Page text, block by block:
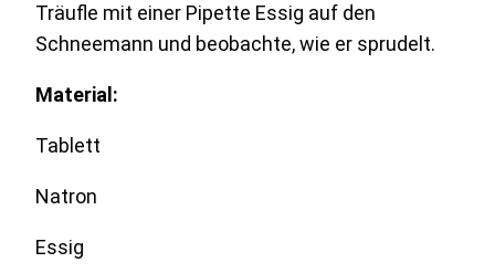
Träufle mit einer Pipette Essig auf den
Schneemann und beobachte, wie er sprudelt.
Material:
Tablett
Natron
Essig